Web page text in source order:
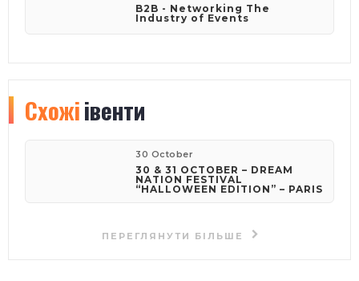
B2B - Networking The
Industry of Events
Схожіівенти
30 October
30 & 31 OCTOBER – DREAM
NATION FESTIVAL
“HALLOWEEN EDITION” – PARIS
ПЕРЕГЛЯНУТИ БІЛЬШЕ